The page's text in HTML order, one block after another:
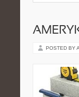
POSTED BY